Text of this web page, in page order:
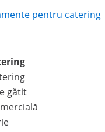
pentru catering
gătit